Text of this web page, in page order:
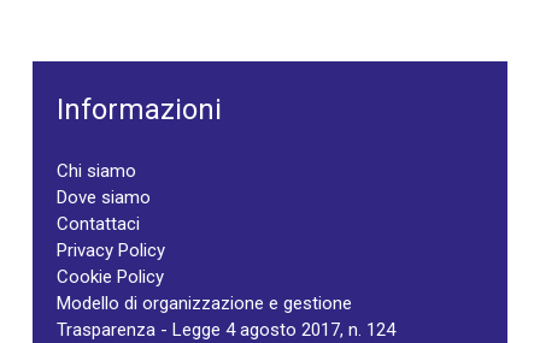
Informazioni
Chi siamo
Dove siamo
Contattaci
Privacy Policy
Cookie Policy
Modello di organizzazione e gestione
Trasparenza - Legge 4 agosto 2017, n. 124